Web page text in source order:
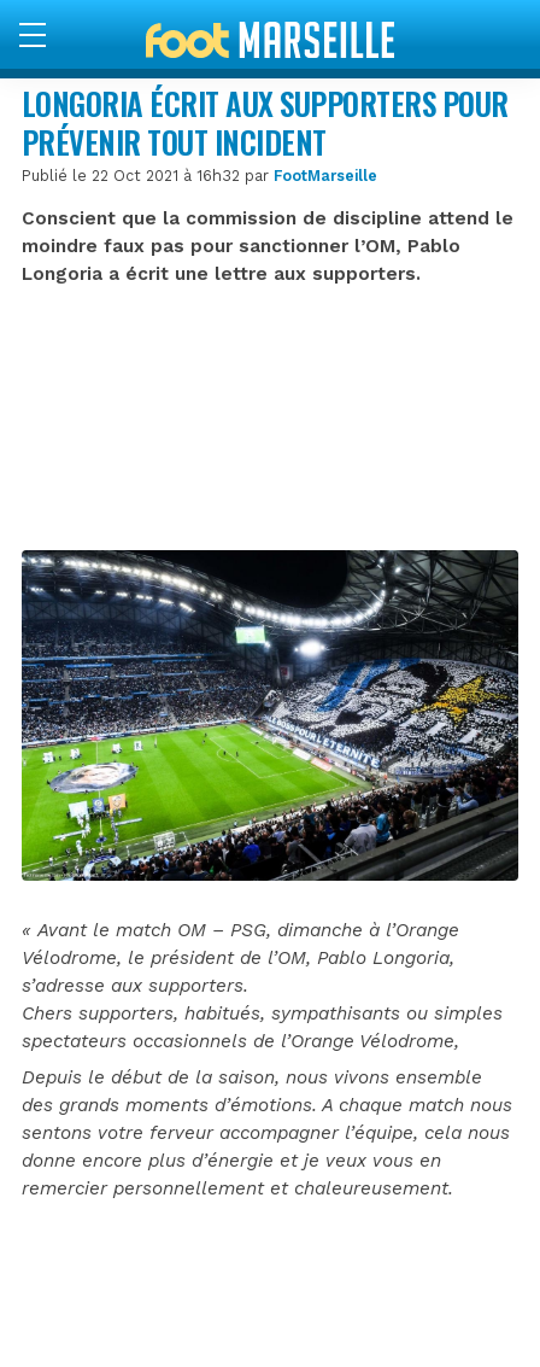
LONGORIA ÉCRIT AUX SUPPORTERS POUR
PRÉVENIR TOUT INCIDENT
Publié le 22 Oct 2021 à 16h32 par FootMarseille
Conscient que la commission de discipline attend le
moindre faux pas pour sanctionner l’OM, Pablo
Longoria a écrit une lettre aux supporters.
« Avant le match OM – PSG, dimanche à l’Orange
Vélodrome, le président de l’OM, Pablo Longoria,
s’adresse aux supporters.
Chers supporters, habitués, sympathisants ou simples
spectateurs occasionnels de l’Orange Vélodrome,
Depuis le début de la saison, nous vivons ensemble
des grands moments d’émotions. A chaque match nous
sentons votre ferveur accompagner l’équipe, cela nous
donne encore plus d’énergie et je veux vous en
remercier personnellement et chaleureusement.